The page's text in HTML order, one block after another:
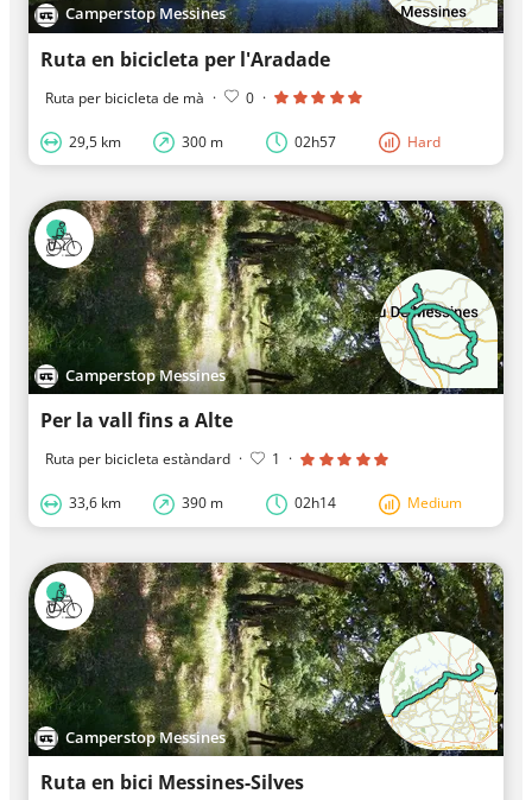
Camperstop Messines
Ruta en bicicleta per l'Aradade
Ruta per bicicleta de mà · 0 ·
29,5 km 300 m 02h57 Hard
Camperstop Messines
Per la vall fins a Alte
Ruta per bicicleta estàndard · 1 ·
33,6 km 390 m 02h14 Medium
Camperstop Messines
Ruta en bici Messines-Silves